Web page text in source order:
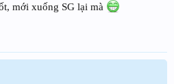
mới xuống SG lại mà